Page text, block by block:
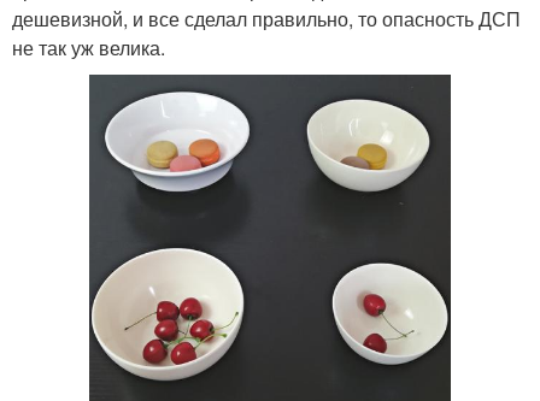
дешевизной, и все сделал правильно, то опасность ДСП
не так уж велика.